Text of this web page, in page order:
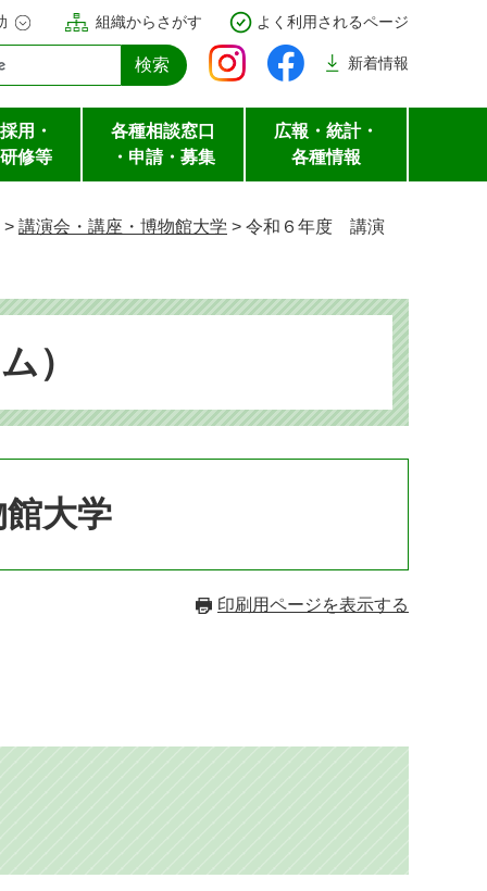
組織からさがす よく利用されるページ
新着情報
用・
修等
各種相談窓口
・申請・募集
広報・統計・
各種情報
> 講演会・講座・博物館大学 > 令和６年度 講演
）
大学
印刷用ページを表示する